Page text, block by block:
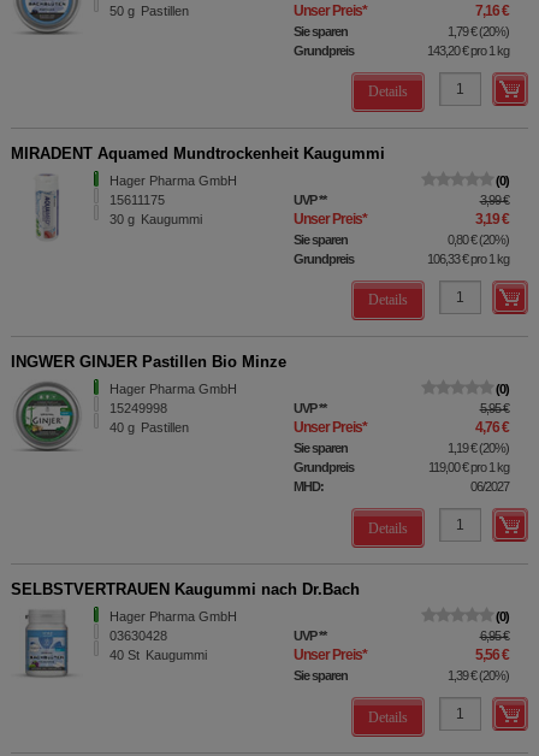
50 g Pastillen Unser Preis* 7,16 €
Sie sparen 1,79 €(20%)
Grundpreis
143,20 €pro 1 kg
Details
MIRADENT Aquamed Mundtrockenheit Kaugummi
Hager Pharma GmbH
15611175
30 g Kaugummi
0
UVP** 3,99 €
Unser Preis* 3,19 €
Sie sparen 0,80 €(20%)
Grundpreis
106,33 €pro 1 kg
Details
INGWER GINJER Pastillen Bio Minze
Hager Pharma GmbH
15249998
40 g Pastillen
0
UVP** 5,95 €
Unser Preis* 4,76 €
Sie sparen 1,19 €(20%)
Grundpreis
119,00 €pro 1 kg
MHD:
06/2027
Details
SELBSTVERTRAUEN Kaugummi nach Dr.Bach
Hager Pharma GmbH
03630428
40 St Kaugummi
0
UVP** 6,95 €
Unser Preis* 5,56 €
Sie sparen 1,39 €(20%)
Details